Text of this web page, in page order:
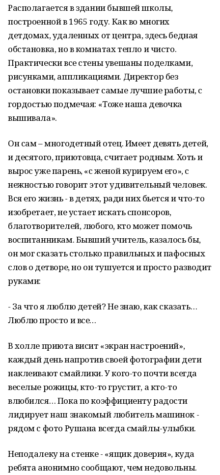
Располагается в здании бывшей школы,
построенной в 1965 году. Как во многих
детдомах, удаленных от центра, здесь бедная
обстановка, но в комнатах тепло и чисто.
Практически все стены увешаны поделками,
рисунками, аппликациями. Директор без
остановки показывает самые лучшие работы, с
гордостью подмечая: «Тоже наша девочка
вышивала».
Он сам – многодетный отец. Имеет девять детей,
и десятого, приютовца, считает родным. Хоть и
вырос уже парень, «с женой курируем его», с
нежностью говорит этот удивительный человек.
Вся его жизнь - в детях, ради них бьется и что-то
изобретает, не устает искать спонсоров,
благотворителей, любого, кто может помочь
воспитанникам. Бывший учитель, казалось бы,
он мог сказать столько правильных и пафосных
слов о детворе, но он тушуется и просто разводит
руками:
- За что я люблю детей? Не знаю, как сказать…
Люблю просто и все…
В холле приюта висит «экран настроений»,
каждый день напротив своей фотографии дети
наклеивают смайлики. У кого-то почти всегда
веселые рожицы, кто-то грустит, а кто-то
влюбился… Пока по коэффициенту радости
лидирует наш знакомый любитель машинок -
рядом с фото Рушана всегда смайлы-улыбки.
Неподалеку на стенке - «ящик доверия», куда
ребята анонимно сообщают, чем недовольны.